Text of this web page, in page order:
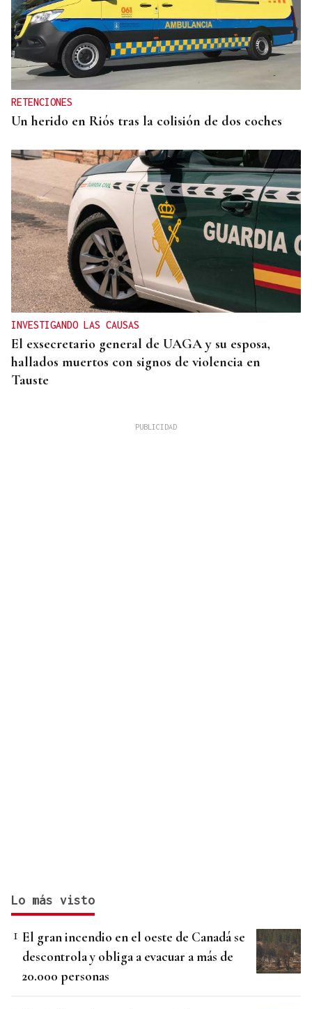
RETENCIONES
Un herido en Riós tras la colisión de dos coches
INVESTIGANDO LAS CAUSAS
El exsecretario general de UAGA y su esposa,
hallados muertos con signos de violencia en
Tauste
Lo más visto
El gran incendio en el oeste de Canadá se
descontrola y obliga a evacuar a más de
20.000 personas